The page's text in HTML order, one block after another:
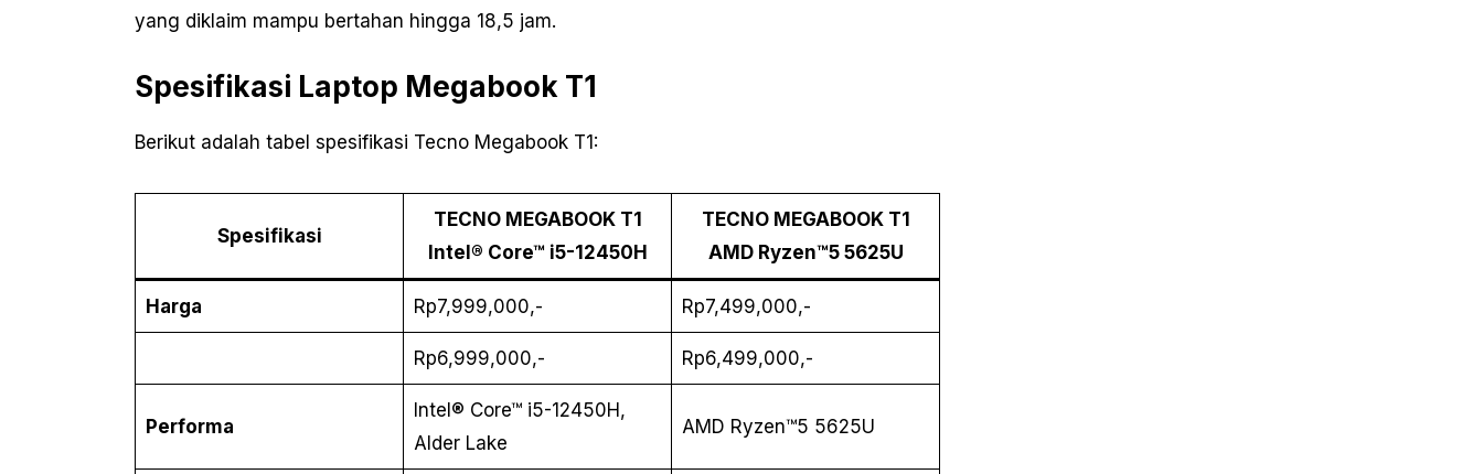
yang diklaim mampu bertahan hingga 18,5 jam.
Spesifikasi Laptop Megabook T1
Berikut adalah tabel spesifikasi Tecno Megabook T1:
Spesifikasi
TECNO MEGABOOK T1
Intel® Core™ i5-12450H
TECNO MEGABOOK T1
AMD Ryzen™5 5625U
Harga Rp7,999,000,- Rp7,499,000,-
Rp6,999,000,- Rp6,499,000,-
Performa
Intel® Core™ i5-12450H,
Alder Lake
AMD Ryzen™5 5625U